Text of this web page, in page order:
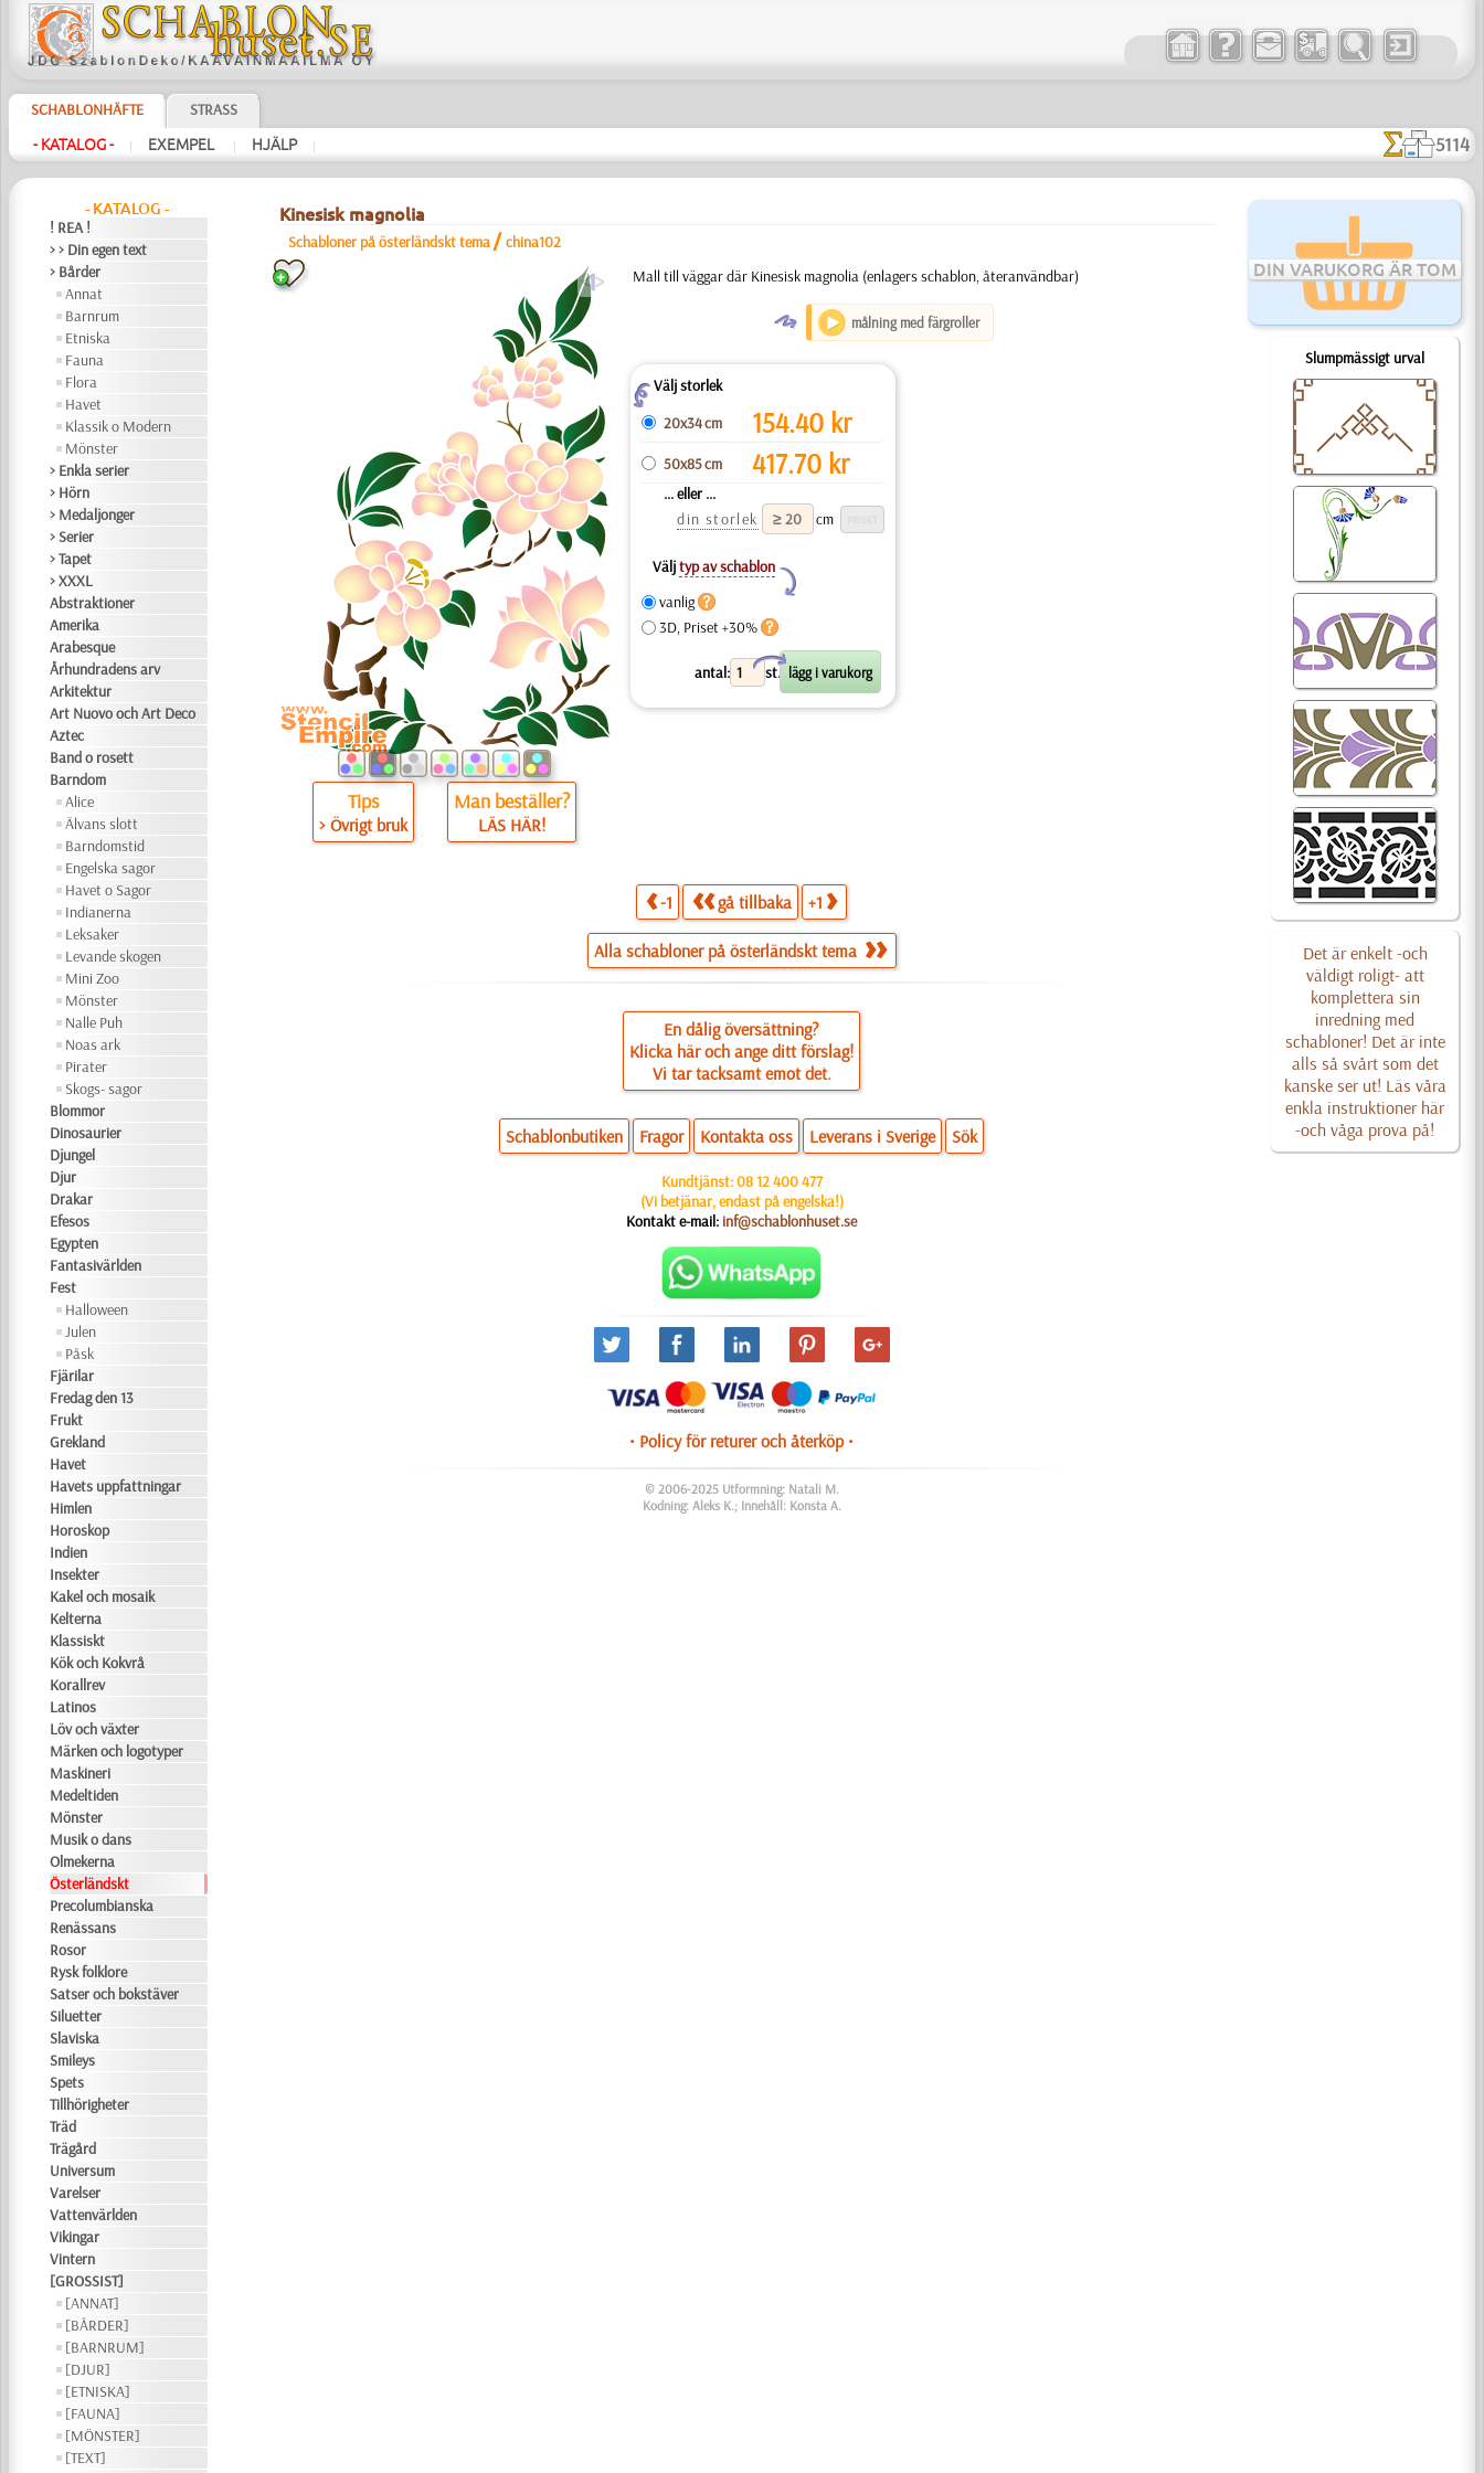
SCHABLONHÄFTE STRASS
- KATALOG - | EXEMPEL | HJÄLP | 5114
- KATALOG -
! REA !
> > Din egen text
> Bårder
Annat
Barnrum
Etniska
Fauna
Flora
Havet
Klassik o Modern
Mönster
> Enkla serier
> Hörn
> Medaljonger
> Serier
> Tapet
> XXXL
Abstraktioner
Amerika
Arabesque
Århundradens arv
Arkitektur
Art Nuovo och Art Deco
Aztec
Band o rosett
Barndom
Alice
Älvans slott
Barndomstid
Engelska sagor
Havet o Sagor
Indianerna
Leksaker
Levande skogen
Mini Zoo
Mönster
Nalle Puh
Noas ark
Pirater
Skogs- sagor
Blommor
Dinosaurier
Djungel
Djur
Drakar
Efesos
Egypten
Fantasivärlden
Fest
Halloween
Julen
Påsk
Fjärilar
Fredag den 13
Frukt
Grekland
Havet
Havets uppfattningar
Himlen
Horoskop
Indien
Insekter
Kakel och mosaik
Kelterna
Klassiskt
Kök och Kokvrå
Korallrev
Latinos
Löv och växter
Märken och logotyper
Maskineri
Medeltiden
Mönster
Musik o dans
Olmekerna
Österländskt
Precolumbianska
Renässans
Rosor
Rysk folklore
Satser och bokstäver
Siluetter
Slaviska
Smileys
Spets
Tillhörigheter
Träd
Trägård
Universum
Varelser
Vattenvärlden
Vikingar
Vintern
[GROSSIST]
[ANNAT]
[BÅRDER]
[BARNRUM]
[DJUR]
[ETNISKA]
[FAUNA]
[MÖNSTER]
[TEXT]
DIN VARUKORG ÄR TOM
Slumpmässigt urval
Det är enkelt -och
väldigt roligt- att
komplettera sin
inredning med
schabloner! Det är inte
alls så svårt som det
kanske ser ut! Läs våra
enkla instruktioner här
-och våga prova på!
Kinesisk magnolia
Schabloner på österländskt tema /china102
a
Tips
> Övrigt bruk
Man beställer?
LÄS HÄR!
Mall till väggar där Kinesisk magnolia (enlagers schablon, återanvändbar)
O målning med färgroller
ZVälj storlek
20x34 cm
154.40kr
50x85 cm 417.70kr
... eller ...
din storlek
cm
Väljtyp av schablon
Y
vanlig
3D, Priset +30%
antal: st.
X
-1 gå tillbaka +1
Alla schabloner på österländskt tema
En dålig översättning?
Klicka här och ange ditt förslag!
Vi tar tacksamt emot det.
Schablonbutiken Fragor Kontakta oss Leverans i Sverige Sök
Kundtjänst:08 12 400 477
(Vi betjänar, endast på engelska!)
Kontakt e-mail: inf@schablonhuset.se
• Policy för returer och återköp •
© 2006-2025 Utformning: Natali M.
Kodning: Aleks K.; Innehåll: Konsta A.